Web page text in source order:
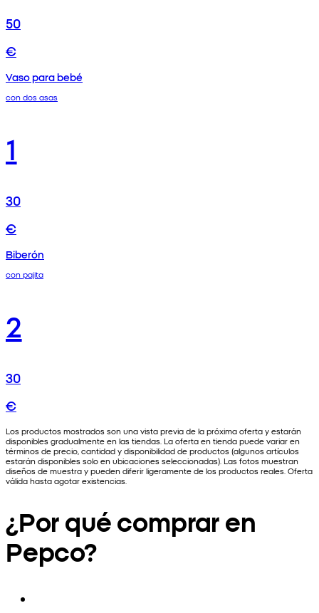
50
€
Vaso para bebé
con dos asas
1
30
€
Biberón
con pajita
2
30
€
Los productos mostrados son una vista previa de la próxima oferta y estarán
disponibles gradualmente en las tiendas. La oferta en tienda puede variar en
términos de precio, cantidad y disponibilidad de productos (algunos artículos
estarán disponibles solo en ubicaciones seleccionadas). Las fotos muestran
diseños de muestra y pueden diferir ligeramente de los productos reales. Oferta
válida hasta agotar existencias.
¿Por qué comprar en
Pepco?